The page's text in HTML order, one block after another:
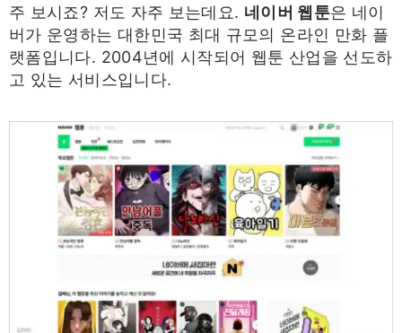
주 보시죠? 저도 자주 보는데요. 네이버 웹툰은 네이
버가 운영하는 대한민국 최대 규모의 온라인 만화 플
랫폼입니다. 2004년에 시작되어 웹툰 산업을 선도하
고 있는 서비스입니다.